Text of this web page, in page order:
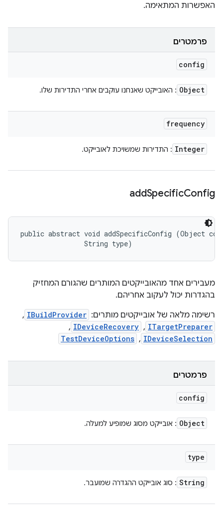
האפשרות המתאימה.
פרמטרים
config
Object : האובייקט שאנחנו עוקבים אחרי התדירות שלו.
frequency
Integer : התדירות שמשויכת לאובייקט.
addSpecificConfig
public abstract void addSpecificConfig (Object
                String type)
מעבירים אחד מהאובייקטים המותרים שהגורם המחזיק
בהגדרות יכול לעקוב אחריהם.
רשימה מלאה של אובייקטים מותרים: IBuildProvider
,
ITargetPreparer
,
IDeviceRecovery
,
IDeviceSelection
,
TestDeviceOptions
פרמטרים
config
Object : אובייקט מסוג שמופיע למעלה.
type
String : סוג אובייקט ההגדרה שמועבר.